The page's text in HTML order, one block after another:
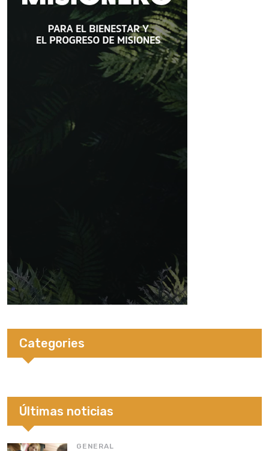
Categories
Últimas noticias
GENERAL